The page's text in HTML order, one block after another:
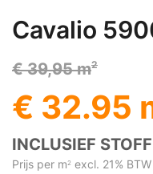
Cavalio
€ 39,95 m2
€ 32.95
INCLUSIEF
Prijs per m2 excl. 21% BTW